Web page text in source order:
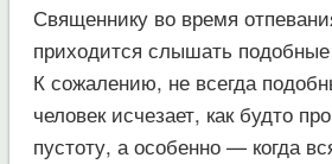
Священнику во время
приходится слышать подобные
К сожалению, не всегда
человек исчезает, как будто
пустоту, а особенно — когда